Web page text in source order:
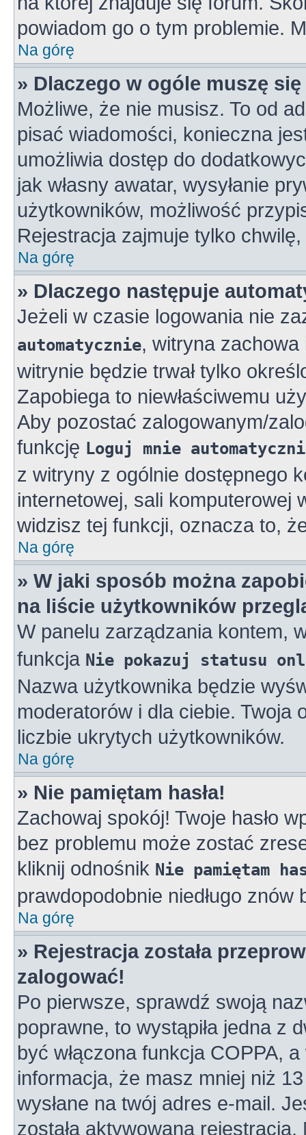
powiadom go o tym problemie.
Na górę
» Dlaczego w ogóle muszę
Możliwe, że nie musisz. To od
pisać wiadomości, konieczna
umożliwia dostęp do
jak własny awatar, wysyłanie
użytkowników, możliwość
Rejestracja zajmuje tylko
Na górę
» Dlaczego następuje
Jeżeli w czasie logowania nie
automatycznie, witryna
witrynie będzie trwał tylko
Zapobiega to niewłaściwemu
Aby pozostać zalogowanym/
funkcję Loguj mnie
z witryny z ogólnie dostępnego
internetowej, sali komputerowej
widzisz tej funkcji, oznacza to,
Na górę
» W jaki sposób można
na liście użytkowników
W panelu zarządzania kontem,
funkcja Nie pokazuj statusu
Nazwa użytkownika będzie
moderatorów i dla ciebie. Twoja
liczbie ukrytych użytkowników.
Na górę
» Nie pamiętam hasła!
Zachowaj spokój! Twoje hasło
bez problemu może zostać
kliknij odnośnik Nie pamiętam
prawdopodobnie niedługo
Na górę
» Rejestracja została
zalogować!
Po pierwsze, sprawdź swoją
poprawne, to wystąpiła jedna z
być włączona funkcja COPPA,
informacja, że masz mniej niż
wysłane na twój adres e-mail.
została aktywowana